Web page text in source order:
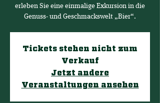
erleben Sie eine einmalige Exkursion in die
Genuss- und Geschmackswelt „Bier“.
Tickets stehen nicht zum
Verkauf
Jetzt andere
Veranstaltungen ansehen